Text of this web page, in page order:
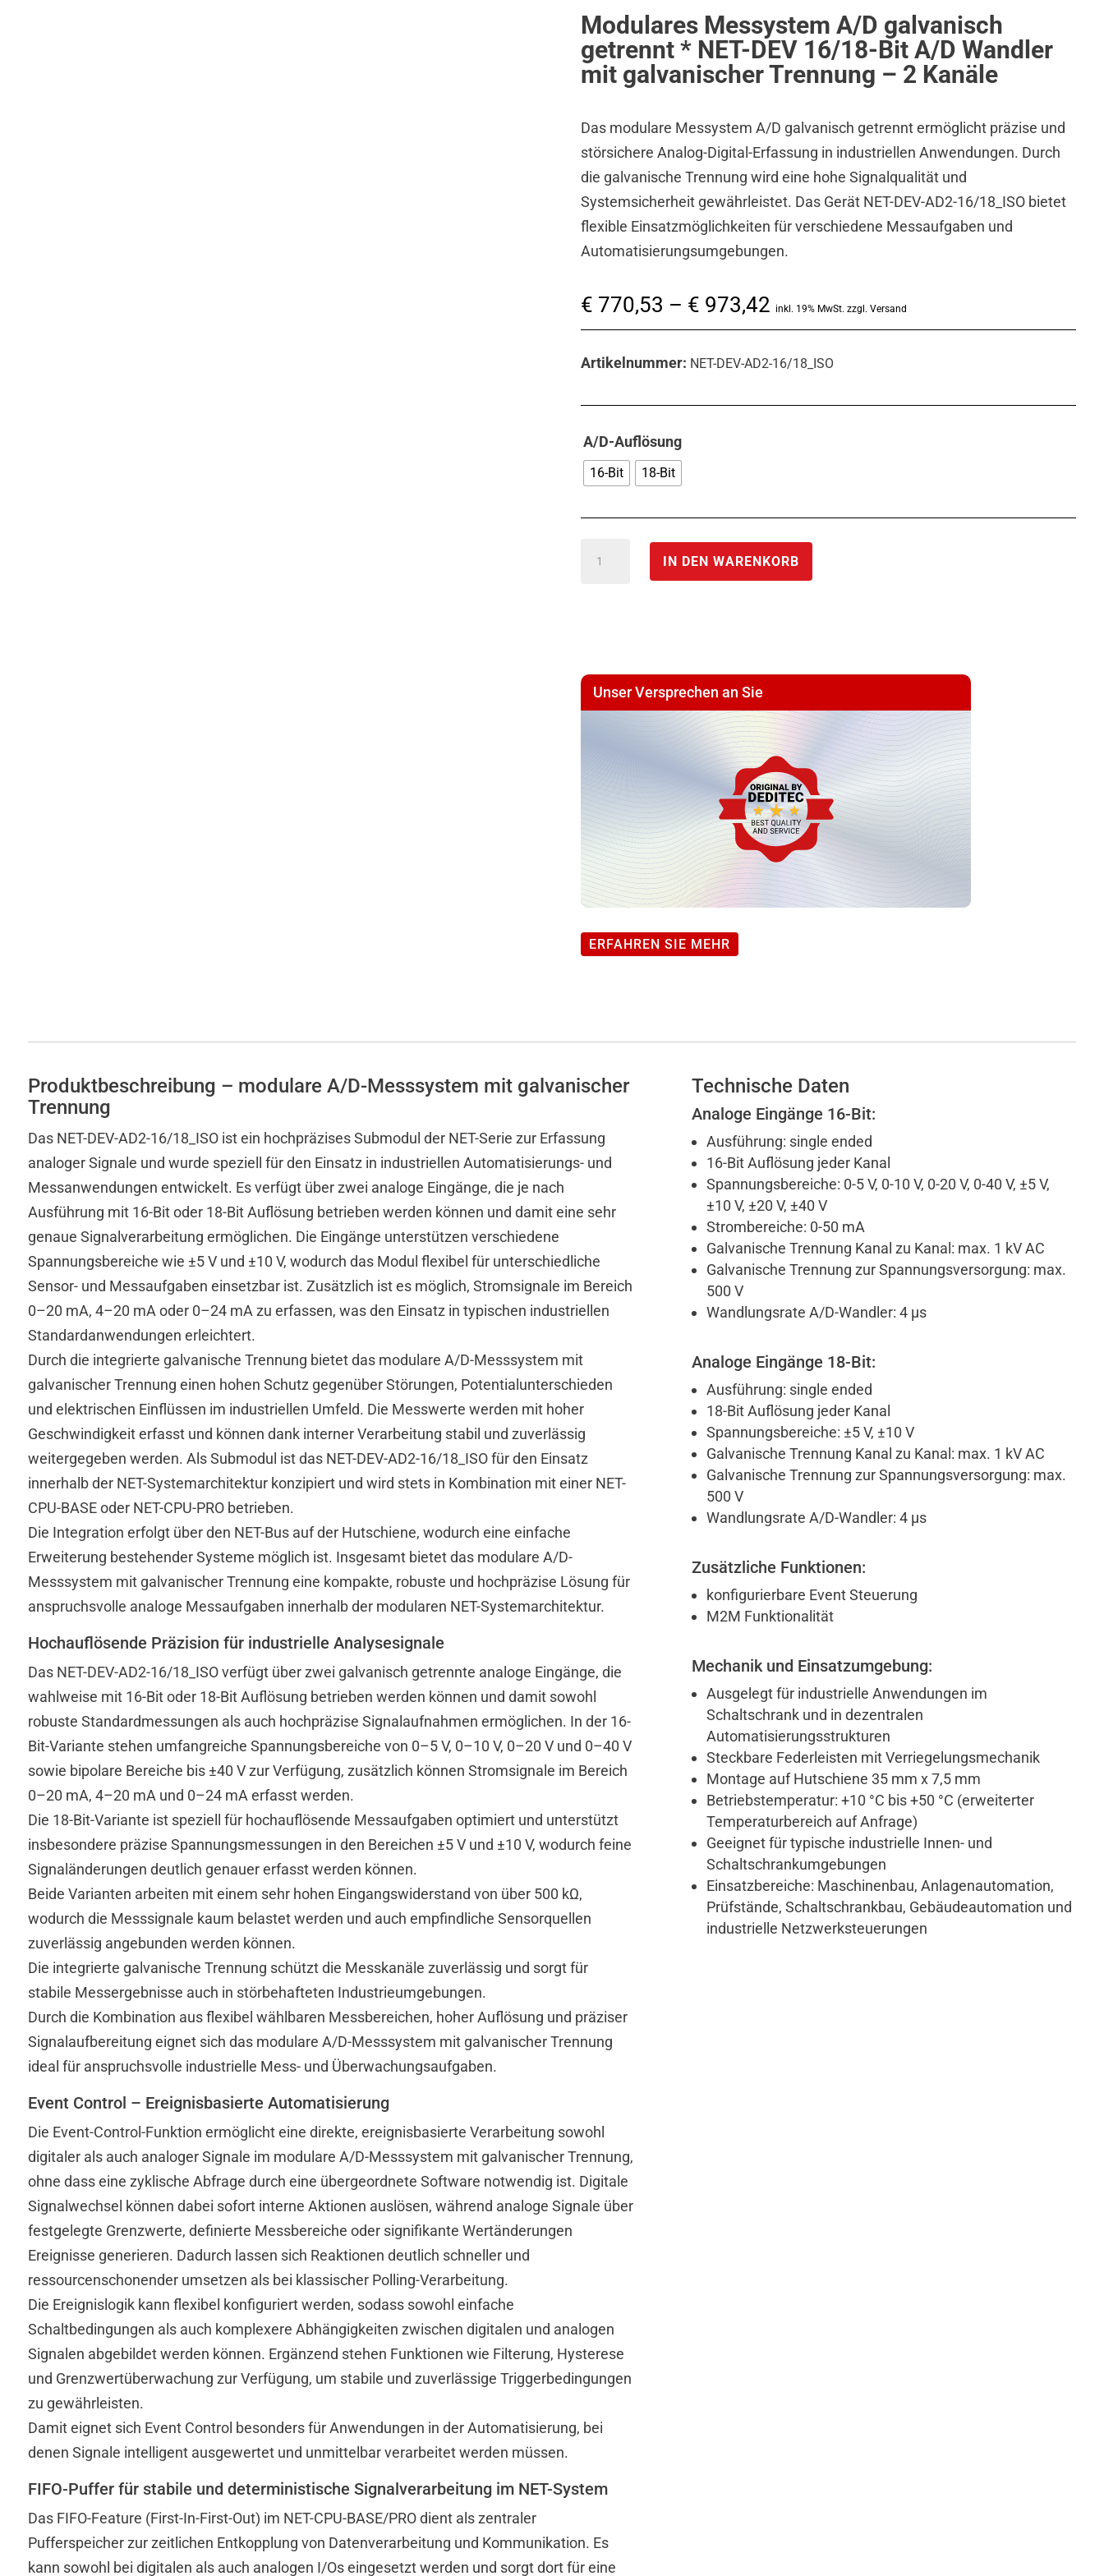
Modulares Messystem A/D galvanisch
getrennt * NET-DEV 16/18-Bit A/D Wandler
mit galvanischer Trennung – 2 Kanäle
Das modulare Messystem A/D galvanisch getrennt ermöglicht präzise und
störsichere Analog-Digital-Erfassung in industriellen Anwendungen. Durch
die galvanische Trennung wird eine hohe Signalqualität und
Systemsicherheit gewährleistet. Das Gerät NET-DEV-AD2-16/18_ISO bietet
flexible Einsatzmöglichkeiten für verschiedene Messaufgaben und
Automatisierungsumgebungen.
€ 770,53 – € 973,42 Preisspanne:
€ 770,53
bis
€ 973,42
inkl. 19% MwSt. zzgl. Versand
Artikelnummer: NET-DEV-AD2-16/18_ISO
A/D-Auflösung
16-Bit 18-Bit
Modulares
Messystem
*
NET-
mit
galvanischer
Trennung
IN DEN WARENKORB
Unser Versprechen an Sie
ERFAHREN SIE MEHR
Produktbeschreibung – modulare A/D-Messsystem mit galvanischer
Trennung
Das NET-DEV-AD2-16/18_ISO ist ein hochpräzises Submodul der NET-Serie zur Erfassung
analoger Signale und wurde speziell für den Einsatz in industriellen Automatisierungs- und
Messanwendungen entwickelt. Es verfügt über zwei analoge Eingänge, die je nach
Ausführung mit 16-Bit oder 18-Bit Auflösung betrieben werden können und damit eine sehr
genaue Signalverarbeitung ermöglichen. Die Eingänge unterstützen verschiedene
Spannungsbereiche wie ±5 V und ±10 V, wodurch das Modul flexibel für unterschiedliche
Sensor- und Messaufgaben einsetzbar ist. Zusätzlich ist es möglich, Stromsignale im Bereich
0–20 mA, 4–20 mA oder 0–24 mA zu erfassen, was den Einsatz in typischen industriellen
Standardanwendungen erleichtert.
Durch die integrierte galvanische Trennung bietet das modulare A/D-Messsystem mit
galvanischer Trennung einen hohen Schutz gegenüber Störungen, Potentialunterschieden
und elektrischen Einflüssen im industriellen Umfeld. Die Messwerte werden mit hoher
Geschwindigkeit erfasst und können dank interner Verarbeitung stabil und zuverlässig
weitergegeben werden. Als Submodul ist das NET-DEV-AD2-16/18_ISO für den Einsatz
innerhalb der NET-Systemarchitektur konzipiert und wird stets in Kombination mit einer NET-
CPU-BASE oder NET-CPU-PRO betrieben.
Die Integration erfolgt über den NET-Bus auf der Hutschiene, wodurch eine einfache
Erweiterung bestehender Systeme möglich ist. Insgesamt bietet das modulare A/D-
Messsystem mit galvanischer Trennung eine kompakte, robuste und hochpräzise Lösung für
anspruchsvolle analoge Messaufgaben innerhalb der modularen NET-Systemarchitektur.
Hochauflösende Präzision für industrielle Analysesignale
Das NET-DEV-AD2-16/18_ISO verfügt über zwei galvanisch getrennte analoge Eingänge, die
wahlweise mit 16-Bit oder 18-Bit Auflösung betrieben werden können und damit sowohl
robuste Standardmessungen als auch hochpräzise Signalaufnahmen ermöglichen. In der 16-
Bit-Variante stehen umfangreiche Spannungsbereiche von 0–5 V, 0–10 V, 0–20 V und 0–40 V
sowie bipolare Bereiche bis ±40 V zur Verfügung, zusätzlich können Stromsignale im Bereich
0–20 mA, 4–20 mA und 0–24 mA erfasst werden.
Die 18-Bit-Variante ist speziell für hochauflösende Messaufgaben optimiert und unterstützt
insbesondere präzise Spannungsmessungen in den Bereichen ±5 V und ±10 V, wodurch feine
Signaländerungen deutlich genauer erfasst werden können.
Beide Varianten arbeiten mit einem sehr hohen Eingangswiderstand von über 500 kΩ,
wodurch die Messsignale kaum belastet werden und auch empfindliche Sensorquellen
zuverlässig angebunden werden können.
Die integrierte galvanische Trennung schützt die Messkanäle zuverlässig und sorgt für
stabile Messergebnisse auch in störbehafteten Industrieumgebungen.
Durch die Kombination aus flexibel wählbaren Messbereichen, hoher Auflösung und präziser
Signalaufbereitung eignet sich das modulare A/D-Messsystem mit galvanischer Trennung
ideal für anspruchsvolle industrielle Mess- und Überwachungsaufgaben.
Event Control – Ereignisbasierte Automatisierung
Die Event-Control-Funktion ermöglicht eine direkte, ereignisbasierte Verarbeitung sowohl
digitaler als auch analoger Signale im modulare A/D-Messsystem mit galvanischer Trennung,
ohne dass eine zyklische Abfrage durch eine übergeordnete Software notwendig ist. Digitale
Signalwechsel können dabei sofort interne Aktionen auslösen, während analoge Signale über
festgelegte Grenzwerte, definierte Messbereiche oder signifikante Wertänderungen
Ereignisse generieren. Dadurch lassen sich Reaktionen deutlich schneller und
ressourcenschonender umsetzen als bei klassischer Polling-Verarbeitung.
Die Ereignislogik kann flexibel konfiguriert werden, sodass sowohl einfache
Schaltbedingungen als auch komplexere Abhängigkeiten zwischen digitalen und analogen
Signalen abgebildet werden können. Ergänzend stehen Funktionen wie Filterung, Hysterese
und Grenzwertüberwachung zur Verfügung, um stabile und zuverlässige Triggerbedingungen
zu gewährleisten.
Damit eignet sich Event Control besonders für Anwendungen in der Automatisierung, bei
denen Signale intelligent ausgewertet und unmittelbar verarbeitet werden müssen.
FIFO-Puffer für stabile und deterministische Signalverarbeitung im NET-System
Das FIFO-Feature (First-In-First-Out) im NET-CPU-BASE/PRO dient als zentraler
Pufferspeicher zur zeitlichen Entkopplung von Datenverarbeitung und Kommunikation. Es
kann sowohl bei digitalen als auch analogen I/Os eingesetzt werden und sorgt dort für eine
Technische Daten
Analoge Eingänge 16-Bit:
Ausführung: single ended
16-Bit Auflösung jeder Kanal
Spannungsbereiche: 0-5 V, 0-10 V, 0-20 V, 0-40 V, ±5 V,
±10 V, ±20 V, ±40 V
Strombereiche: 0-50 mA
Galvanische Trennung Kanal zu Kanal: max. 1 kV AC
Galvanische Trennung zur Spannungsversorgung: max.
500 V
Wandlungsrate A/D-Wandler: 4 µs
Analoge Eingänge 18-Bit:
Ausführung: single ended
18-Bit Auflösung jeder Kanal
Spannungsbereiche: ±5 V, ±10 V
Galvanische Trennung Kanal zu Kanal: max. 1 kV AC
Galvanische Trennung zur Spannungsversorgung: max.
500 V
Wandlungsrate A/D-Wandler: 4 µs
Zusätzliche Funktionen:
konfigurierbare Event Steuerung
M2M Funktionalität
Mechanik und Einsatzumgebung:
Ausgelegt für industrielle Anwendungen im
Schaltschrank und in dezentralen
Automatisierungsstrukturen
Steckbare Federleisten mit Verriegelungsmechanik
Montage auf Hutschiene 35 mm x 7,5 mm
Betriebstemperatur: +10 °C bis +50 °C (erweiterter
Temperaturbereich auf Anfrage)
Geeignet für typische industrielle Innen- und
Schaltschrankumgebungen
Einsatzbereiche: Maschinenbau, Anlagenautomation,
Prüfstände, Schaltschrankbau, Gebäudeautomation und
industrielle Netzwerksteuerungen